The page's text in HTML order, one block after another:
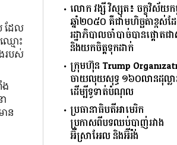
ដែល
មោះ
ងរបស់
ង
ាន
លោក វង្សី វិស្សុត៖ ចក្ខុវិស័យក
ឆ្នាំ២០៥០ គឺជាមហិច្ឆតាខ្ពស់ដ
រដ្ឋាភិបាលចាំបាច់បានផ្ដោតជ
និងយកចិត្ដទុកដាក់
ក្រុមហ៊ុន Trump
ចាយលុយសុទ្ធ ១៦០លានដុល្លា
ដើម្បីទូទាត់បំណុល
ប្រធានាធិបតីអាមេរិក
ប្រកាសពីបទឈប់បាញ់រវាង
អ៊ីស្រាអែល និងអ៊ីរ៉ង់